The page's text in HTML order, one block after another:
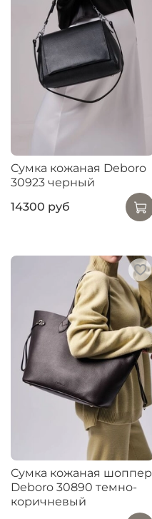
Сумка кожаная Deboro
30923 черный
14300 руб
Сумка кожаная шоппер
Deboro 30890 темно-
коричневый